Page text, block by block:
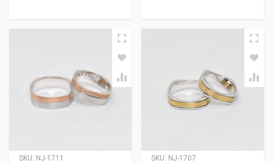
SKU: NJ-1711 SKU: NJ-1707